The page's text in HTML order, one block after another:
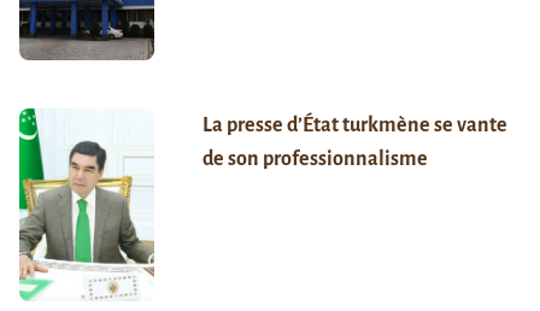
La presse d’État turkmène se vante
de son professionnalisme